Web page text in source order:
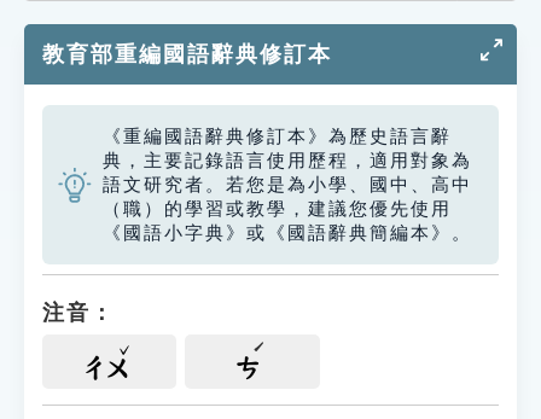
單字索引
生命大百科索引
遊戲專區
教學應用
貓頭鷹博士
教育部重編國語辭典修訂本
《重編國語辭典修訂本》為歷史語言辭
典，主要記錄語言使用歷程，適用對象為
語文研究者。若您是為小學、國中、高中
（職）的學習或教學，建議您優先使用
《國語小字典》或《國語辭典簡編本》。
注音：
ㄔㄨ ㄘ